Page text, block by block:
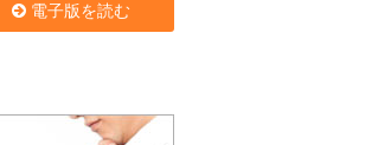
電子版を読む